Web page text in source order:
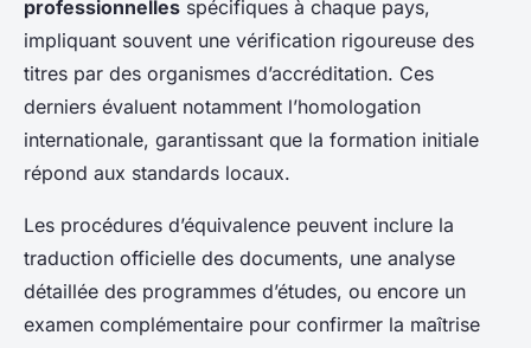
professionnelles spécifiques à chaque pays,
impliquant souvent une vérification rigoureuse des
titres par des organismes d’accréditation. Ces
derniers évaluent notamment l’homologation
internationale, garantissant que la formation initiale
répond aux standards locaux.
Les procédures d’équivalence peuvent inclure la
traduction officielle des documents, une analyse
détaillée des programmes d’études, ou encore un
examen complémentaire pour confirmer la maîtrise